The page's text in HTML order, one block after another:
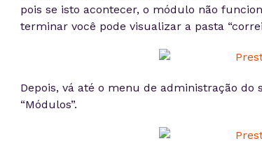
pois se isto acontecer, o módulo não
terminar você pode visualizar a pasta
Depois, vá até o menu de administração do
“Módulos”.